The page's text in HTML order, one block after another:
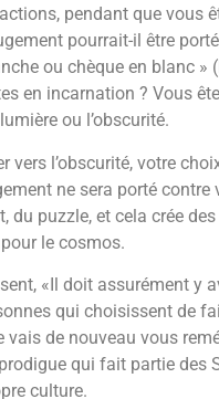
pendant que vous
pourrait-il être
ou chèque en blanc »
en incarnation ? Vous
ou l’obscurité.
vers l’obscurité, votre
ne sera porté contre
du puzzle, et cela crée
le cosmos.
«Il doit assurément y
qui choisissent de
vais de nouveau vous
qui fait partie des
culture.